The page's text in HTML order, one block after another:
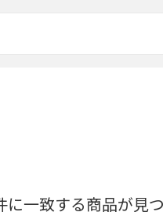
に一致する商品が見